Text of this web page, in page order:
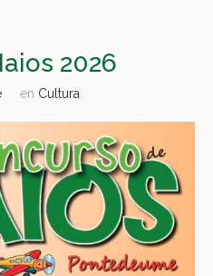
2026
en Cultura